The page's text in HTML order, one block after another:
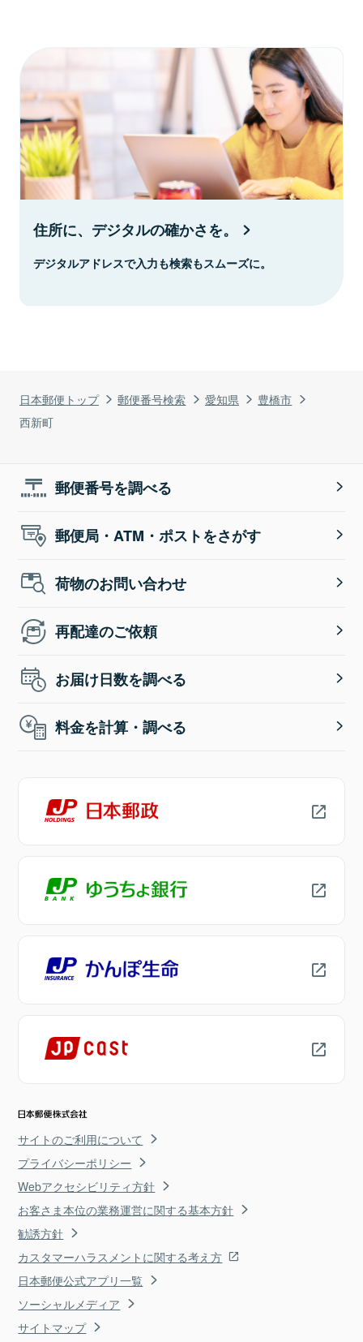
日本郵便トップ 郵便番号検索 愛知県
豊橋市
西新町
住所に、デジタルの確かさを。
デジタルアドレスで入力も検索もスムーズに。
郵便番号を調べる
郵便局・ATM・ポストをさがす
荷物のお問い合わせ
再配達のご依頼
お届け日数を調べる
料金を計算・調べる
サイトのご利用について
プライバシーポリシー
Webアクセシビリティ方針
お客さま本位の業務運営に関する基本方針
勧誘方針
カスタマーハラスメントに関する考え方
日本郵便公式アプリ一覧
ソーシャルメディア
サイトマップ